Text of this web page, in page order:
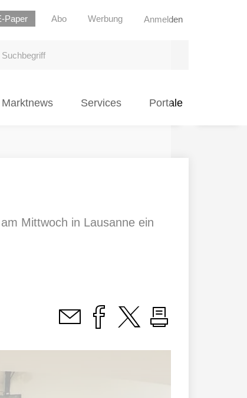
Paper Abo Werbung Anmelden
Marktnews Services Portale
Mittwoch in Lausanne ein